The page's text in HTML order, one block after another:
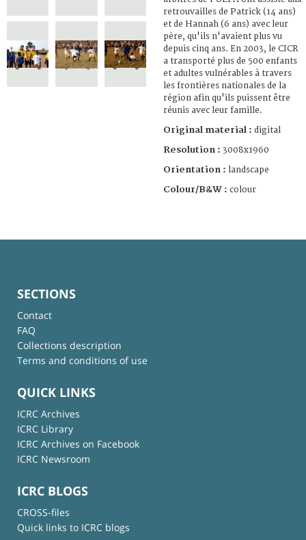
retrouvailles de Patrick (14 ans)
et de Hannah (6 ans) avec leur
père, qu'ils n'avaient plus vu
depuis cinq ans. En 2003, le CICR
a transporté plus de 500 enfants
et adultes vulnérables à travers
les frontières nationales de la
région afin qu'ils puissent être
réunis avec leur famille.
Original material : digital
Resolution : 3008x1960
Orientation : landscape
Colour/B&W : colour
SECTIONS
Contact
FAQ
Collections description
Terms and conditions of use
QUICK LINKS
ICRC Archives
ICRC Library
ICRC Archives on Facebook
ICRC Newsroom
ICRC BLOGS
CROSS-files
Quick links to ICRC blogs